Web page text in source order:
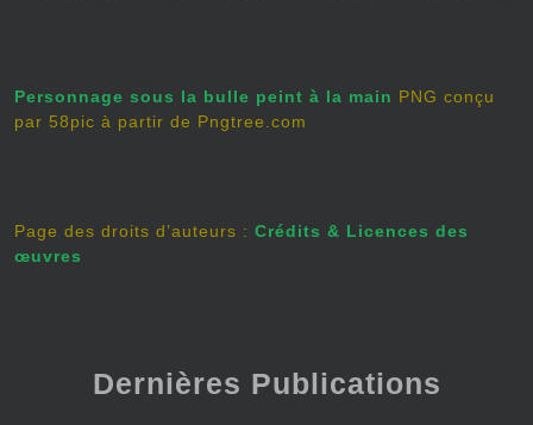
Personnage sous la bulle peint à la main PNG conçu
par 58pic à partir de Pngtree.com
Page des droits d’auteurs : Crédits & Licences des
œuvres
Dernières Publications